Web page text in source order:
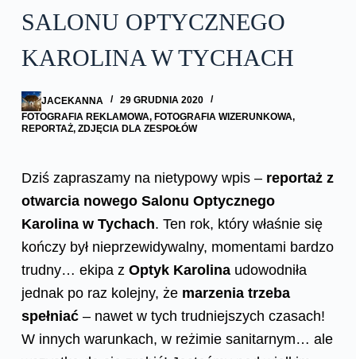
SALONU OPTYCZNEGO
KAROLINA W TYCHACH
JACEKANNA
29 GRUDNIA 2020
FOTOGRAFIA REKLAMOWA, FOTOGRAFIA WIZERUNKOWA,
REPORTAŻ, ZDJĘCIA DLA ZESPOŁÓW
Dziś zapraszamy na nietypowy wpis – reportaż z
otwarcia nowego Salonu Optycznego
Karolina w Tychach. Ten rok, który właśnie się
kończy był nieprzewidywalny, momentami bardzo
trudny… ekipa z Optyk Karolinaudowodniła
jednak po raz kolejny, że marzenia trzeba
spełniać– nawet w tych trudniejszych czasach!
W innych warunkach, w reżimie sanitarnym… ale